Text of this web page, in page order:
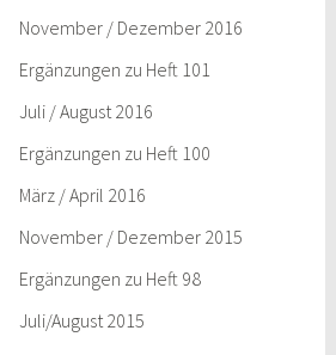
November / Dezember 2016
Ergänzungen zu Heft 101
Juli / August 2016
Ergänzungen zu Heft 100
März / April 2016
November / Dezember 2015
Ergänzungen zu Heft 98
Juli/August 2015